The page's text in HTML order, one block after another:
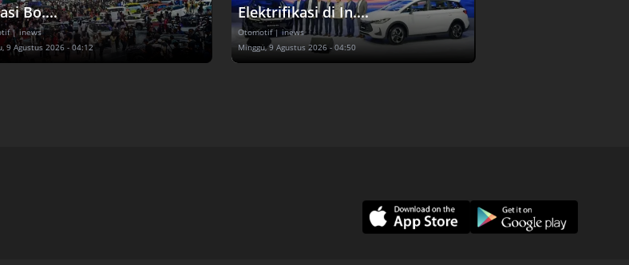
Bo....
| inews
9 Agustus 2026 - 04:12
Elektrifikasi di In....
Otomotif | inews
Minggu, 9 Agustus 2026 - 04:50